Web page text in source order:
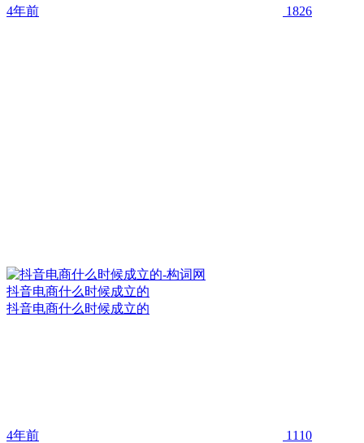
4年前 1826
抖音电商什么时候成立的
抖音电商什么时候成立的
4年前 1110